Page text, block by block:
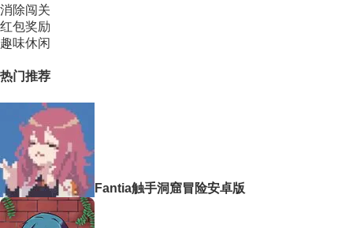
消除闯关
红包奖励
趣味休闲
热门推荐
Fantia触手洞窟冒险安卓版